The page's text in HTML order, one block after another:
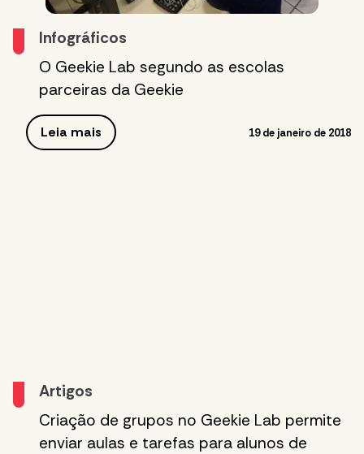
Infográficos
O Geekie Lab segundo as escolas
parceiras da Geekie
Leia mais 19 de janeiro de 2018
Artigos
Criação de grupos no Geekie Lab permite
enviar aulas e tarefas para alunos de